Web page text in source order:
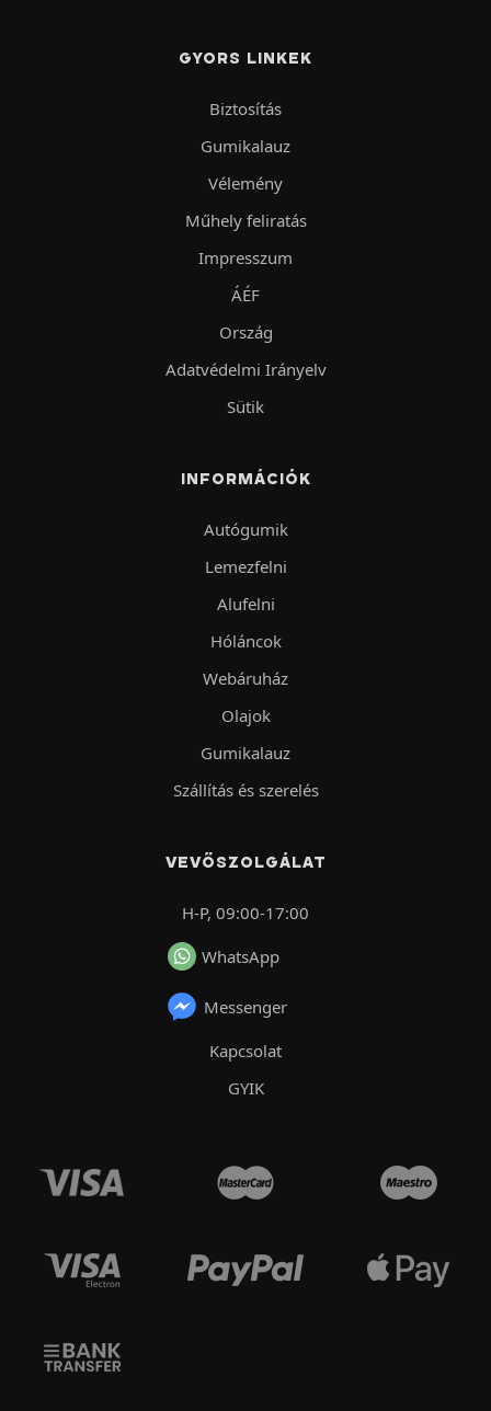
GYORS LINKEK
Biztosítás
Gumikalauz
Vélemény
Műhely feliratás
Impresszum
ÁÉF
Ország
Adatvédelmi Irányelv
Sütik
INFORMÁCIÓK
Autógumik
Lemezfelni
Alufelni
Hóláncok
Webáruház
Olajok
Gumikalauz
Szállítás és szerelés
VEVŐSZOLGÁLAT
H-P, 09:00-17:00
WhatsApp
Messenger
Kapcsolat
GYIK